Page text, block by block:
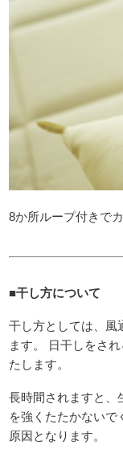
8か所ループ付きで
■干し方について
干し方としては、風
ます。 日干しをさ
たします。
長時間されますと、
を強くたたかない
原因となります。